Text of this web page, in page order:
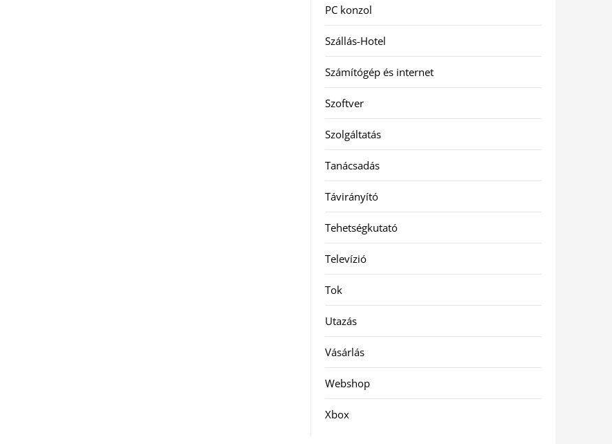
PC konzol
Szállás-Hotel
Számítógép és internet
Szoftver
Szolgáltatás
Tanácsadás
Távirányító
Tehetségkutató
Televízió
Tok
Utazás
Vásárlás
Webshop
Xbox